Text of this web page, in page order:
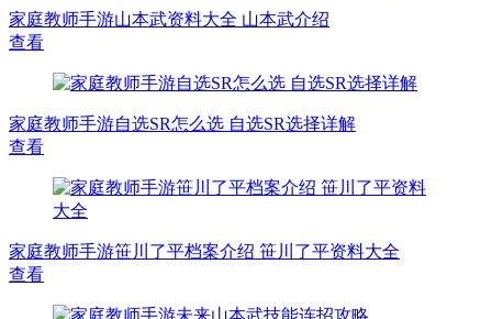
家庭教师手游山本武资料大全 山本武介绍
查看
家庭教师手游自选SR怎么选 自选SR选择详解
查看
家庭教师手游笹川了平档案介绍 笹川了平资料大全
查看